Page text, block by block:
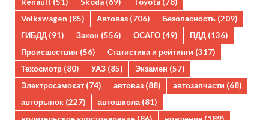
Volkswagen (85) Автоваз (706) Безопасность (209)
ГИБДД (91) Закон (556) ОСАГО (49) ПДД (136)
Происшествия (56) Статистика и рейтинги (317)
Техосмотр (80) УАЗ (85) Экзамен (57)
Электросамокат (74) автоваз (88) автозапчасти (68)
авторынок (227) автошкола (81)